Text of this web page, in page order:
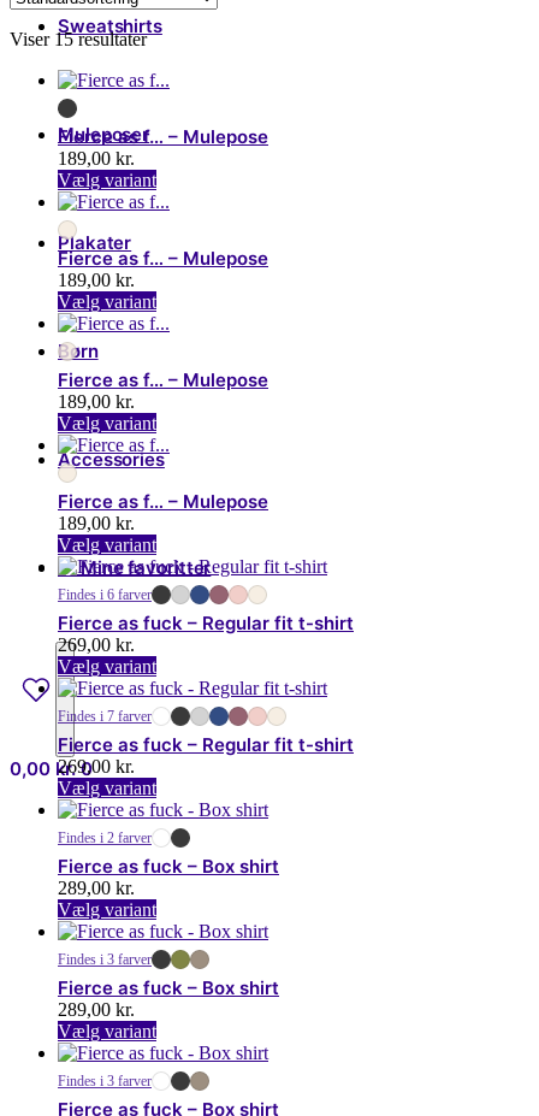
Sweatshirts
Muleposer
Plakater
Børn
Accessories
♥ Mine favoritter
0,00 kr. 0
Viser 15 resultater
Fierce as f… – Mulepose
189,00 kr.
Vælg variantDette
vare
varianter.
Mulighederne
kan
vælges
varesiden
Fierce as f… – Mulepose
189,00 kr.
Vælg variantDette
vare
varianter.
Mulighederne
kan
vælges
på
varesiden
Fierce as f… – Mulepose
189,00 kr.
Vælg variantDette
vare
har
varianter.
Mulighederne
kan
vælges
på
varesiden
Fierce as f… – Mulepose
189,00 kr.
Vælg variantDette
vare
har
flere
varianter.
Mulighederne
kan
vælges
på
varesiden
Findes i 6 farver
Fierce as fuck – Regular fit t-shirt
269,00 kr.
Vælg variantDette
vare
har
flere
varianter.
Mulighederne
kan
vælges
på
varesiden
Findes i 7 farver
Fierce as fuck – Regular fit t-shirt
269,00 kr.
Vælg variantDette
vare
har
flere
varianter.
Mulighederne
kan
vælges
på
varesiden
Findes i 2 farver
Fierce as fuck – Box shirt
289,00 kr.
Vælg variantDette
vare
har
flere
varianter.
Mulighederne
kan
vælges
på
varesiden
Findes i 3 farver
Fierce as fuck – Box shirt
289,00 kr.
Vælg variantDette
vare
har
flere
Findes i 3 farver
Fierce as fuck – Box shirt